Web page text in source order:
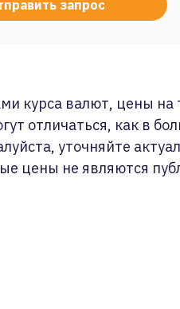
курса валют, цены на
отличаться, как в
уточняйте
цены не являются